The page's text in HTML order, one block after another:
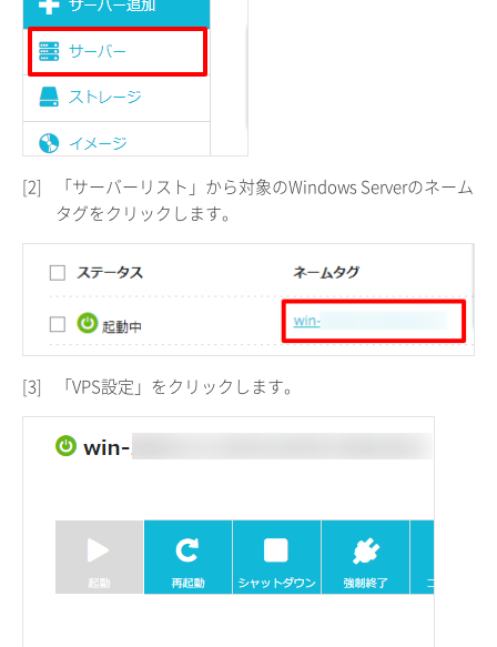
[2]
「サーバーリスト」から対象のWindows Serverのネーム
タグをクリックします。
[3] 「VPS設定」をクリックします。